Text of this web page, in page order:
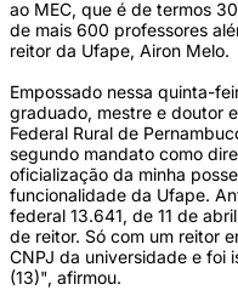
ao MEC, que é de termos
de mais 600 professores
reitor da Ufape, Airon Melo.
Empossado nessa quinta-
graduado, mestre e doutor
Federal Rural de
segundo mandato como
oficialização da minha
funcionalidade da Ufape.
federal 13.641, de 11 de
de reitor. Só com um reitor
CNPJ da universidade e foi
(13)", afirmou.